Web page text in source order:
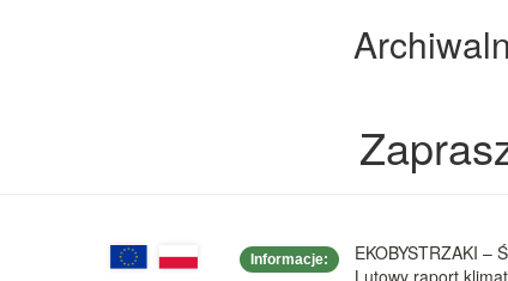
Informacje:
EKOBYSTRZAKI –
Lutowy raport